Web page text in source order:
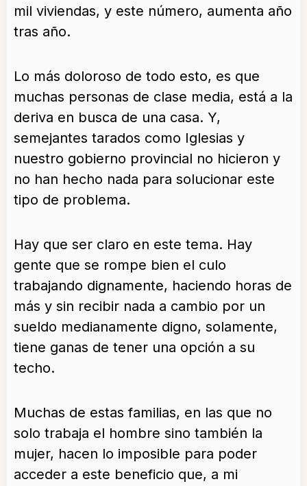
mil viviendas, y este número, aumenta año
tras año.
Lo más doloroso de todo esto, es que
muchas personas de clase media, está a la
deriva en busca de una casa. Y,
semejantes tarados como Iglesias y
nuestro gobierno provincial no hicieron y
no han hecho nada para solucionar este
tipo de problema.
Hay que ser claro en este tema. Hay
gente que se rompe bien el culo
trabajando dignamente, haciendo horas de
más y sin recibir nada a cambio por un
sueldo medianamente digno, solamente,
tiene ganas de tener una opción a su
techo.
Muchas de estas familias, en las que no
solo trabaja el hombre sino también la
mujer, hacen lo imposible para poder
acceder a este beneficio que, a mi